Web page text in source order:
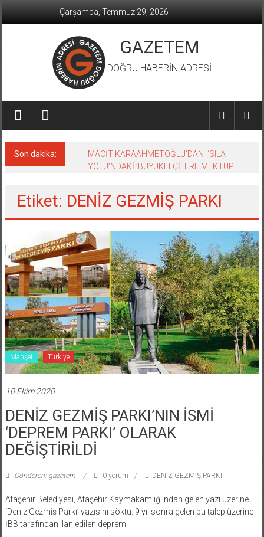
Çarşamba, Temmuz 29, 2026
GAZETEM
DOĞRU HABERİN ADRESİ
Son dakika:
MACİT KARAAHMETOĞLU’DAN ‘SILA
YOLU’NDAKİ ’BÜYÜKELÇİLERE MEKTUP
Etiket: DENİZ GEZMİŞ PARKI
Manşet Türkiye
10 Ekim 2020
DENİZ GEZMİŞ PARKI’NIN İSMİ
‘DEPREM PARKI’ OLARAK
DEĞİŞTİRİLDİ
Gönderen: gazetem 0 yorum DENİZ GEZMİŞ PARKI
Ataşehir Belediyesi, Ataşehir Kaymakamlığı’ndan gelen yazı üzerine
‘Deniz Gezmiş Parkı’ yazısını söktü. 9 yıl sonra gelen bu talep üzerine
İBB tarafından ilan edilen deprem